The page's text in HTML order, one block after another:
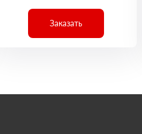
Заказать